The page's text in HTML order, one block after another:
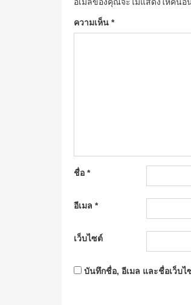
ความเห็น *
ชื่อ *
อีเมล *
เว็บไซต์
บันทึกชื่อ, อีเมล และชื่อเว็บ